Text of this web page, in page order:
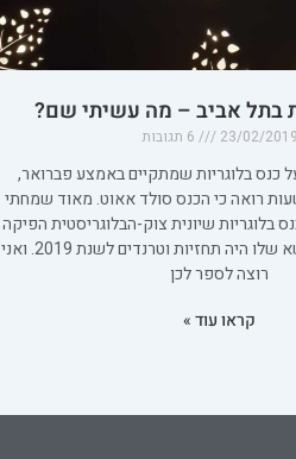
בתל אביב – מה עשיתי שם?
23/02/2019
כנס בלוגריות שמתקיים באמצע פברואר,
רואה כי הכנס סולד אאוט. מאוד שמחתי
שיונית צוק-הבלוגריסטית הפיקה
בכבודה ובעצמה, הנושא שלו היה תחזיות וטרנדים לשנת 2019. ואני
רוצה לספר לכן
קראו עוד »